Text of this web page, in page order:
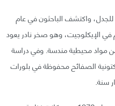
للجدل، واكتشف الباحثون في عام
في الإيكلوجيت، وهو صخر نادر يعود
تشكل من مواد محيطية مندسة. وفي دراسة
على تكتونية الصفائح محفوظة في بلورات